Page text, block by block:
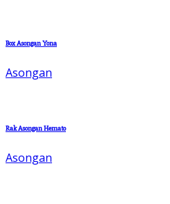
Box Asongan Yona
Asongan
Rak Asongan Hemato
Asongan